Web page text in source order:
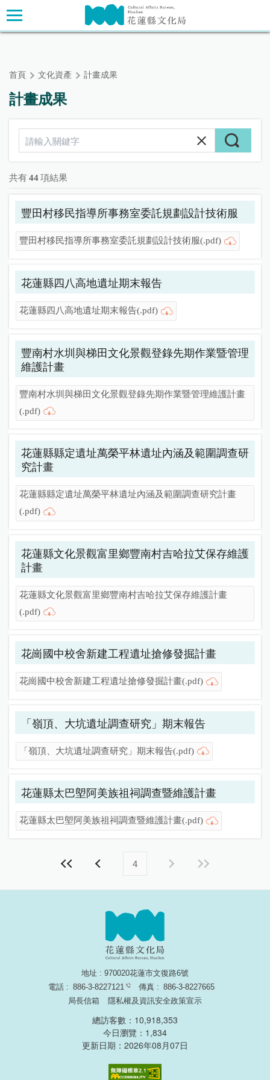
跳
到
主
主要內容區塊
首頁 文化資產 計畫成果
計畫成果
共有 44 項結果
豐田村移民指導所事務室委託規劃設計技術服
豐田村移民指導所事務室委託規劃設計技術服(.pdf)
花蓮縣四八高地遺址期末報告
花蓮縣四八高地遺址期末報告(.pdf)
豐南村水圳與梯田文化景觀登錄先期作業暨管理
維護計畫
豐南村水圳與梯田文化景觀登錄先期作業暨管理維護計畫
(.pdf)
花蓮縣縣定遺址萬榮平林遺址內涵及範圍調查研
究計畫
花蓮縣縣定遺址萬榮平林遺址內涵及範圍調查研究計畫
(.pdf)
花蓮縣文化景觀富里鄉豐南村吉哈拉艾保存維護
計畫
花蓮縣文化景觀富里鄉豐南村吉哈拉艾保存維護計畫
(.pdf)
花崗國中校舍新建工程遺址搶修發掘計畫
花崗國中校舍新建工程遺址搶修發掘計畫(.pdf)
「嶺頂、大坑遺址調查研究」期末報告
「嶺頂、大坑遺址調查研究」期末報告(.pdf)
花蓮縣太巴塱阿美族祖祠調查暨維護計畫
花蓮縣太巴塱阿美族祖祠調查暨維護計畫(.pdf)
4
地址 : 970020花蓮市文復路6號
電話 : 886-3-8227121 傳真 : 886-3-8227665
局長信箱
隱私權及資訊安全政策宣示
總訪客數：10,918,353
今日瀏覽：1,834
更新日期：2026年08月07日